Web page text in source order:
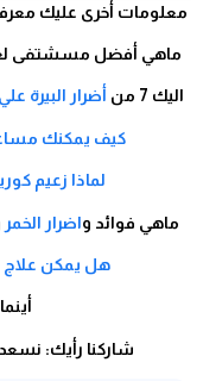
معلومات أخرى عليك
ماهي أفضل مسشتفى
اليك 7 من أضرار البيرة
كيف يمكنك
لماذا زعيم
ماهي فوائد واضرار الخمر
هل يمكن علاج
شاركنا رأيك: